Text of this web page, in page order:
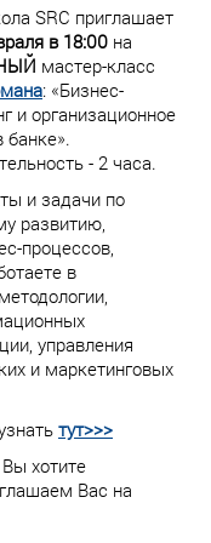
SRC приглашает
в 18:00 на
мастер-класс
: «Бизнес-
и организационное
банке».
- 2 часа.
и задачи по
развитию,
процессов,
в
управления
и маркетинговых
тут>>>
хотите
Вас на